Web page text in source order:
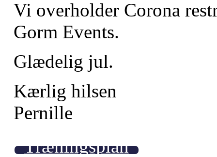
Vi overholder Corona
Gorm Events.
Glædelig jul.
Kærlig hilsen
Pernille
Træningsplan